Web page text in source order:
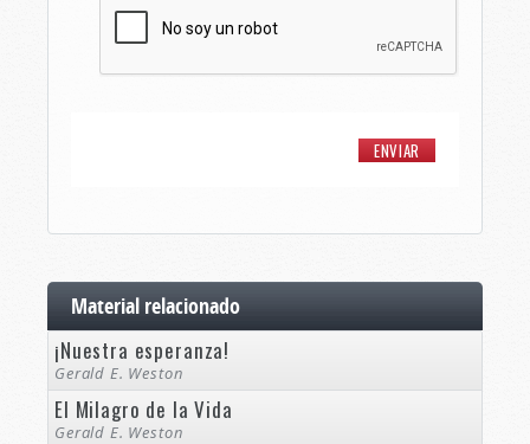
Material relacionado
¡Nuestra esperanza!
Gerald E. Weston
El Milagro de la Vida
Gerald E. Weston